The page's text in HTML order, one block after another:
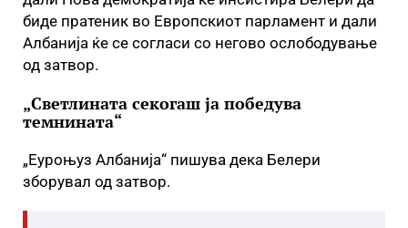
биде пратеник во Европскиот парламент и дали
Албанија ќе се согласи со негово ослободување
од затвор.
„Светлината секогаш ја победува
темнината“
„Еуроњуз Албанија“ пишува дека Белери
зборувал од затвор.